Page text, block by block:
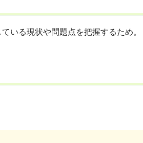
いる現状や問題点を把握するため。